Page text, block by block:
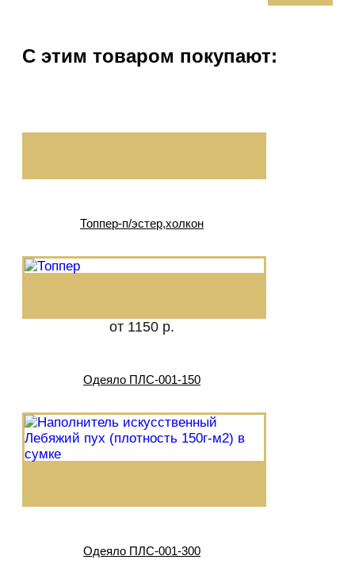
С этим товаром покупают:
Топпер-п/эстер,холкон
от 1150 р.
Одеяло ПЛС-001-150
Одеяло ПЛС-001-300